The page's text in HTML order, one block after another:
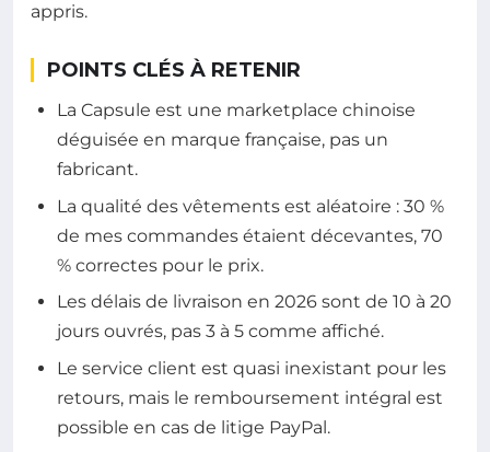
appris.
POINTS CLÉS À RETENIR
La Capsule est une marketplace chinoise
déguisée en marque française, pas un
fabricant.
La qualité des vêtements est aléatoire : 30 %
de mes commandes étaient décevantes, 70
% correctes pour le prix.
Les délais de livraison en 2026 sont de 10 à 20
jours ouvrés, pas 3 à 5 comme affiché.
Le service client est quasi inexistant pour les
retours, mais le remboursement intégral est
possible en cas de litige PayPal.